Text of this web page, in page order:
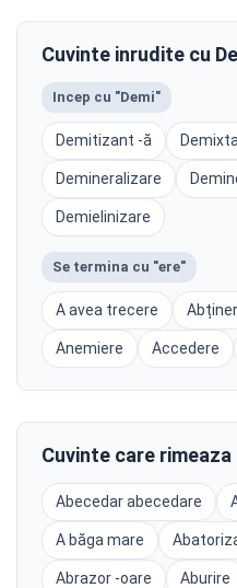
Cuvinte inrudite cu
Incep cu "Demi"
Demitizant -ă Demixta
Demineralizare
Demielinizare
Se termina cu "ere"
A avea trecere
Anemiere Accedere
Cuvinte care
Abecedar abecedare
A băga mare
Abrazor -oare Aburire